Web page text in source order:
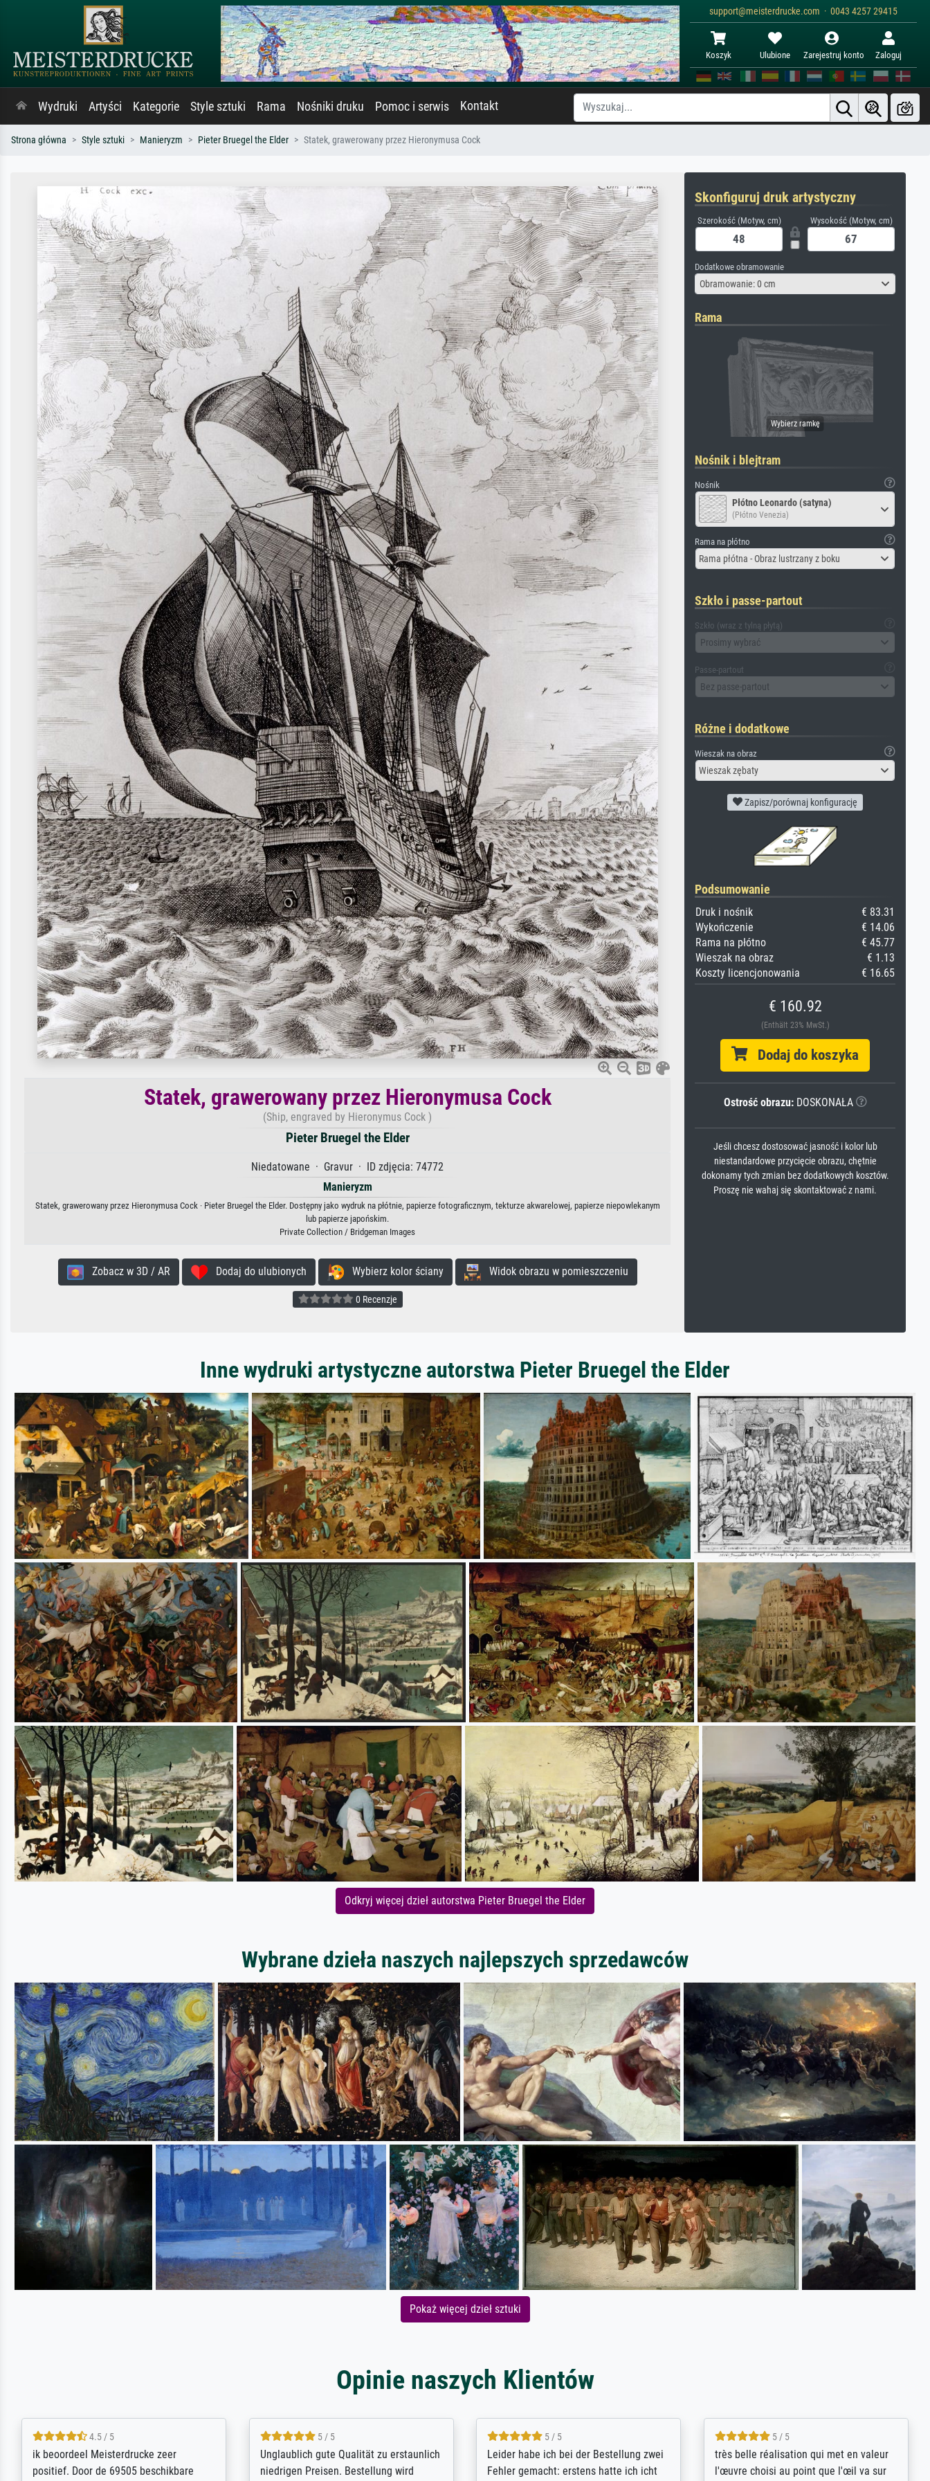
support@meisterdrucke.com · 0043 4257 29415
Koszyk Ulubione Zarejestruj konto Zaloguj
Wydruki Artyści Kategorie Style sztuki Rama Nośniki druku Pomoc i serwis Kontakt
Strona główna Style sztuki Manieryzm Pieter Bruegel the Elder Statek, grawerowany przez Hieronymusa Cock
Statek, grawerowany przez Hieronymusa Cock
(Ship, engraved by Hieronymus Cock )
Pieter Bruegel the Elder
Niedatowane · Gravur · ID zdjęcia: 74772
Manieryzm
Statek, grawerowany przez Hieronymusa Cock · Pieter Bruegel the Elder. Dostępny jako wydruk na płótnie, papierze fotograficznym, tekturze akwarelowej, papierze niepowlekanym
lub papierze japońskim.
Private Collection / Bridgeman Images
Zobacz w 3D / AR Dodaj do ulubionych Wybierz kolor ściany Widok obrazu w pomieszczeniu
0 Recenzje
Skonfiguruj druk artystyczny
Szerokość (Motyw, cm) Wysokość (Motyw, cm)
Dodatkowe obramowanie
Obramowanie: 0 cm
Rama
Nośnik i blejtram
Nośnik
Płótno Leonardo (satyna)
(Płótno Venezia)
Rama na płótno
Rama płótna - Obraz lustrzany z boku
Szkło i passe-partout
Szkło (wraz z tylną płytą)
Prosimy wybrać
Passe-partout
Bez passe-partout
Różne i dodatkowe
Wieszak na obraz
Wieszak zębaty
Zapisz/porównaj konfigurację
Podsumowanie
Druk i nośnik
€ 83.31
Wykończenie
€ 14.06
Rama na płótno
€ 45.77
Wieszak na obraz
€ 1.13
Koszty licencjonowania
€ 16.65
€ 160.92
(Enthält 23% MwSt.)
Dodaj do koszyka
Ostrość obrazu:DOSKONAŁA
Jeśli chcesz dostosować jasność i kolor lub
niestandardowe przycięcie obrazu, chętnie
dokonamy tych zmian bez dodatkowych kosztów.
Proszę nie wahaj się skontaktować z nami.
Inne wydruki artystyczne autorstwa Pieter Bruegel the Elder
Odkryj więcej dzieł autorstwa Pieter Bruegel the Elder
Wybrane dzieła naszych najlepszych sprzedawców
Pokaż więcej dzieł sztuki
Opinie naszych Klientów
5 / 5
Die Zufriedenheit ist auch nicht dadurch
getrübt, dass das Bild entgegen einer
5 / 5
Excellent / Highly recommended. The
selection, ordering and payment process
5 / 5
The team at Meisterdrucke strives to
meet its clients demands, and provides
5 / 5
eine große Auswahl an Bildern und
deren Reproduktionsmöglichkeiten;